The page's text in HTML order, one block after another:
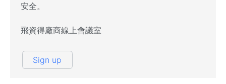
安全。
飛資得廠商線上會議室
Sign up